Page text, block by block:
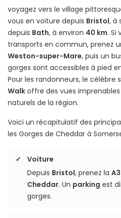
voyagez vers le village
vous en voiture depuis Bristol, à
depuis Bath, à environ 40 km. Si
transports en commun, prenez
Weston-super-Mare, puis un
gorges sont accessibles à pied
Pour les randonneurs, le célèbre
Walk offre des vues
naturels de la région.
Voici un récapitulatif des
les Gorges de Cheddar à
Voiture
Depuis Bristol, prenez la
Cheddar. Un parking est
gorges.